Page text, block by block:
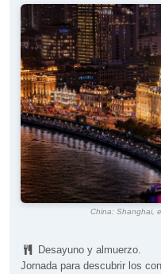
China: Shanghai,
Desayuno y almuerzo.
Jornada para descubrir los